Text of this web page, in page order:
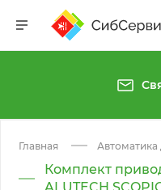
Главная
Комплект